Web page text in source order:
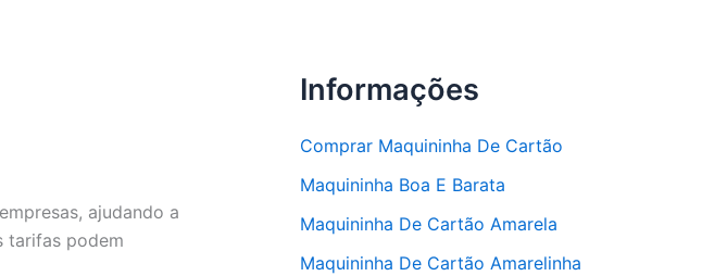
ajudando a
tarifas podem
Informações
Comprar Maquininha De Cartão
Maquininha Boa E Barata
Maquininha De Cartão Amarela
Maquininha De Cartão Amarelinha